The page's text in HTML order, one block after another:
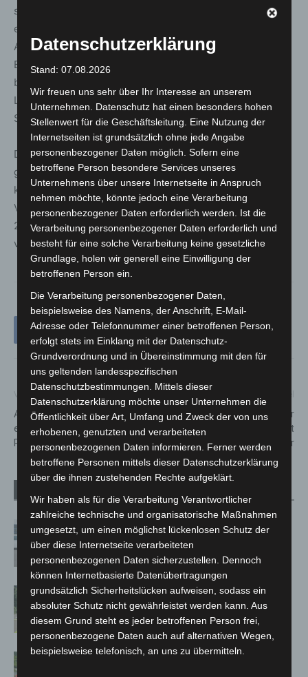
sich mit den polizeilichen Maßnahmen nicht
einverstanden, es folgten verbale Angriffe. Nur unter
Androhung des Einsatzes von Reizstoff gelang es den
Beamten, den 18-Jährigen zum Funkstreifenwagen zu
bringen. Erst mit weiteren Kräften beruhigte sich die
Lage am Einsatzort. Zudem wurde eine
Schreckschusswaffe sichergestellt.
Der 18-Jährige wurde zum Polizeikommissariat Lahe
gebracht. Nach Abschluss der polizeilichen Maßnahmen
kam er auf freien Fuß. Gegen ihn wird nun wegen
Verstoßes gegen das Waffengesetz ermittelt. Gegen den
24-Jährigen fertigte die Polizei eine Anzeige wegen
versuchter Gefangenenbefreiung.
Austausch von Visionen beim
ersten Wasserstofftag der
Region Hannover
Angetrunkener Autofahrer
liefert sich Verfolgungsfahrt
mit der Polizei in Hannover
Niedersachsen: Feuerwehrkräfte
kehren nach Waldbrandeinsatz aus
Spanien zurück
Brand im „Haus der Begegnung“ in
Neuwarmbüchen schnell eingedämmt
Region Hannover: 21 neue
Datenschutzerklärung
Stand: 07.08.2026
Wir freuen uns sehr über Ihr Interesse an unserem
Unternehmen. Datenschutz hat einen besonders hohen
Stellenwert für die Geschäftsleitung. Eine Nutzung der
Internetseiten ist grundsätzlich ohne jede Angabe
personenbezogener Daten möglich. Sofern eine
betroffene Person besondere Services unseres
Unternehmens über unsere Internetseite in Anspruch
nehmen möchte, könnte jedoch eine Verarbeitung
personenbezogener Daten erforderlich werden. Ist die
Verarbeitung personenbezogener Daten erforderlich und
besteht für eine solche Verarbeitung keine gesetzliche
Grundlage, holen wir generell eine Einwilligung der
betroffenen Person ein.
Die Verarbeitung personenbezogener Daten,
beispielsweise des Namens, der Anschrift, E-Mail-
Adresse oder Telefonnummer einer betroffenen Person,
erfolgt stets im Einklang mit der Datenschutz-
Grundverordnung und in Übereinstimmung mit den für
uns geltenden landesspezifischen
Datenschutzbestimmungen. Mittels dieser
Datenschutzerklärung möchte unser Unternehmen die
Öffentlichkeit über Art, Umfang und Zweck der von uns
erhobenen, genutzten und verarbeiteten
personenbezogenen Daten informieren. Ferner werden
betroffene Personen mittels dieser Datenschutzerklärung
über die ihnen zustehenden Rechte aufgeklärt.
Wir haben als für die Verarbeitung Verantwortlicher
zahlreiche technische und organisatorische Maßnahmen
umgesetzt, um einen möglichst lückenlosen Schutz der
über diese Internetseite verarbeiteten
personenbezogenen Daten sicherzustellen. Dennoch
können Internetbasierte Datenübertragungen
grundsätzlich Sicherheitslücken aufweisen, sodass ein
absoluter Schutz nicht gewährleistet werden kann. Aus
diesem Grund steht es jeder betroffenen Person frei,
personenbezogene Daten auch auf alternativen Wegen,
beispielsweise telefonisch, an uns zu übermitteln.